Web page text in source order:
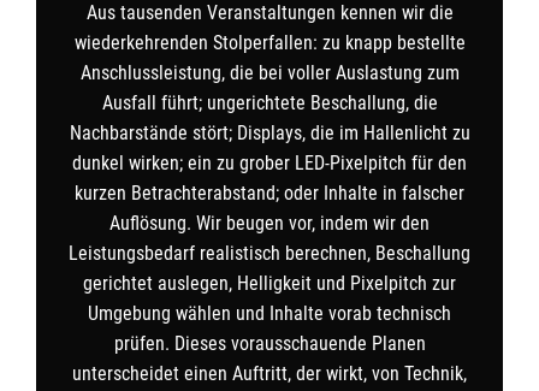
Aus tausenden Veranstaltungen kennen wir die
wiederkehrenden Stolperfallen: zu knapp bestellte
Anschlussleistung, die bei voller Auslastung zum
Ausfall führt; ungerichtete Beschallung, die
Nachbarstände stört; Displays, die im Hallenlicht zu
dunkel wirken; ein zu grober LED-Pixelpitch für den
kurzen Betrachterabstand; oder Inhalte in falscher
Auflösung. Wir beugen vor, indem wir den
Leistungsbedarf realistisch berechnen, Beschallung
gerichtet auslegen, Helligkeit und Pixelpitch zur
Umgebung wählen und Inhalte vorab technisch
prüfen. Dieses vorausschauende Planen
unterscheidet einen Auftritt, der wirkt, von Technik,